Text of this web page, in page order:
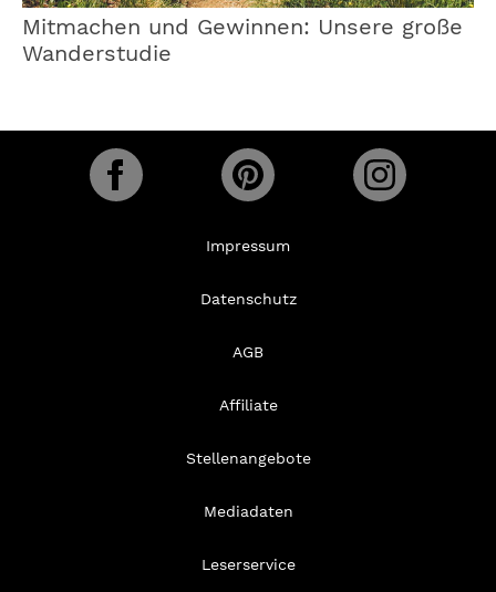
Mitmachen und Gewinnen: Unsere große
Wanderstudie
Impressum
Datenschutz
AGB
Affiliate
Stellenangebote
Mediadaten
Leserservice